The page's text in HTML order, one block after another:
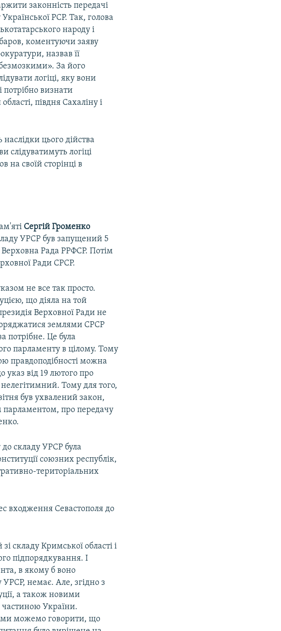
законність передачі
РСР. Так, голова
народу і
коментуючи заяву
назвав її
За його
логіці, яку вони
потрібно визнати
півдня Сахаліну і
цього дійства
слідуватимуть логіці
на своїй сторінці в
Сергій Громенко
УРСР був запущений 5
Верховна Рада РРФСР. Потім
Ради СРСР.
не все так просто.
що діяла на той
Верховної Ради не
землями СРСР
потрібне. Це була
парламенту в цілому. Тому
правдоподібності можна
указ від 19 лютого про
Тому для того,
був ухвалений закон,
про передачу
до складу УРСР була
союзних республік,
територіальних
входження Севастополя до
складу Кримської області і
підпорядкування. І
в якому б воно
УРСР, немає. Але, згідно з
а також новими
частиною України.
ми можемо говорити, що